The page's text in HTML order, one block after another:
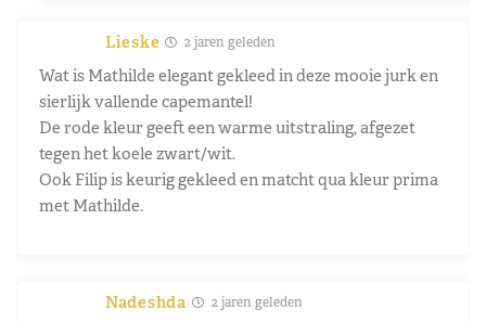
Lieske 2 jaren geleden
Wat is Mathilde elegant gekleed in deze mooie jurk en
sierlijk vallende capemantel!
De rode kleur geeft een warme uitstraling, afgezet
tegen het koele zwart/wit.
Ook Filip is keurig gekleed en matcht qua kleur prima
met Mathilde.
Nadeshda 2 jaren geleden